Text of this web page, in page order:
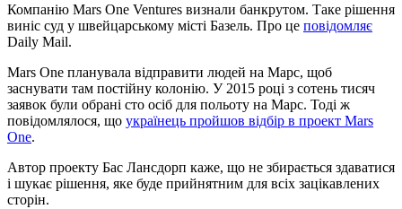
Компанію Mars One Ventures визнали банкрутом. Таке рішення
виніс суд у швейцарському місті Базель. Про це повідомляє
Daily Mail.
Mars One планувала відправити людей на Марс, щоб
заснувати там постійну колонію. У 2015 році з сотень тисяч
заявок були обрані сто осіб для польоту на Марс. Тоді ж
повідомлялося, що українець пройшов відбір в проект Mars
One.
Автор проекту Бас Лансдорп каже, що не збирається здаватися
і шукає рішення, яке буде прийнятним для всіх зацікавлених
сторін.